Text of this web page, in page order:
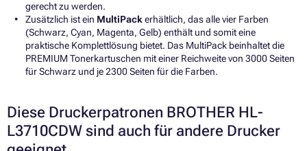
gerecht zu werden.
Zusätzlich ist ein MultiPackerhältlich, das alle vier Farben
(Schwarz, Cyan, Magenta, Gelb) enthält und somit eine
praktische Komplettlösung bietet. Das MultiPack beinhaltet die
PREMIUM Tonerkartuschen mit einer Reichweite von 3000 Seiten
für Schwarz und je 2300 Seiten für die Farben.
Diese Druckerpatronen BROTHER HL-
L3710CDW sind auch für andere Drucker